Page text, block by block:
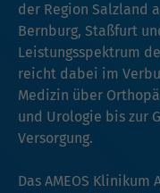
der Region Salzland
Bernburg, Staßfurt
Leistungsspektrum
reicht dabei im
Medizin über
und Urologie bis zur
Versorgung.
Das AMEOS